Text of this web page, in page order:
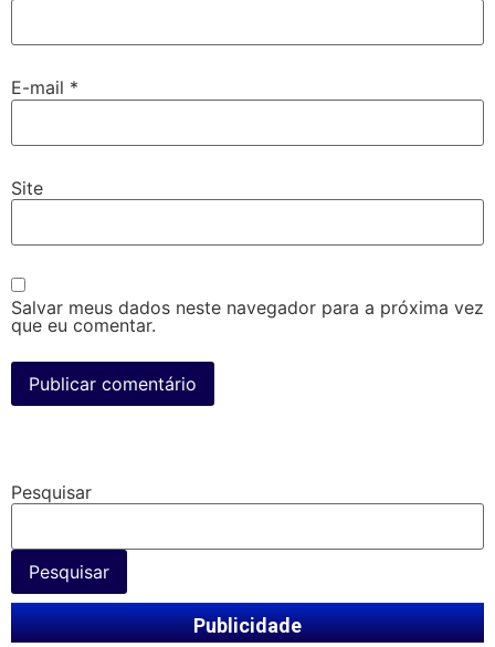
E-mail *
Site
Salvar meus dados neste navegador para a próxima vez
que eu comentar.
Pesquisar
Pesquisar
Publicidade